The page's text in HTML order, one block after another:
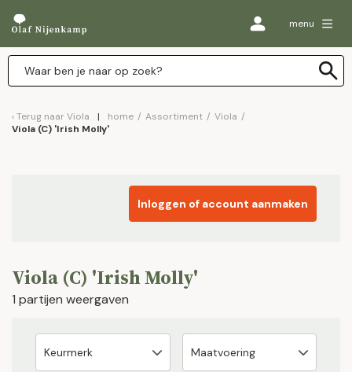
menu
Terug naar Viola home / Assortiment / Viola /
Viola (C) 'Irish Molly'
Inloggen of account aanmaken
Viola (C) 'Irish Molly'
1 partijen weergaven